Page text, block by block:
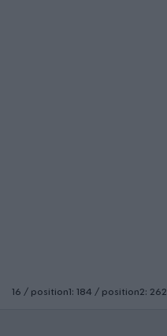
16 / position1: 184 / position2: 262